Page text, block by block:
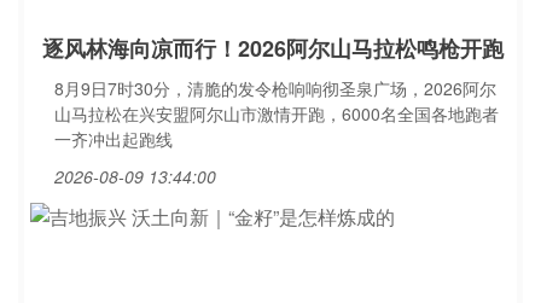
逐风林海向凉而行！2026阿尔山马拉松鸣枪开跑
8月9日7时30分，清脆的发令枪响响彻圣泉广场，2026阿尔
山马拉松在兴安盟阿尔山市激情开跑，6000名全国各地跑者
一齐冲出起跑线
2026-08-09 13:44:00